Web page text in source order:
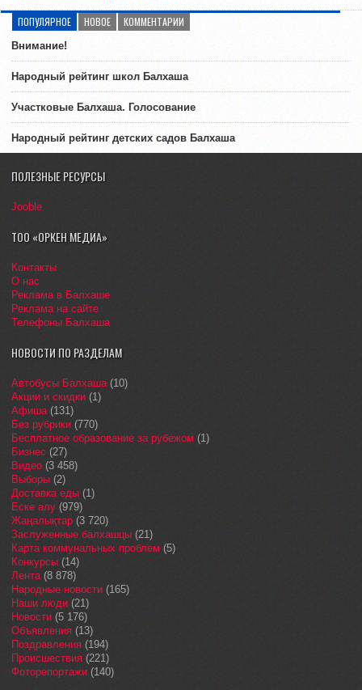
ПОПУЛЯРНОЕ НОВОЕ КОММЕНТАРИИ
Внимание!
Народный рейтинг школ Балхаша
Участковые Балхаша. Голосование
Народный рейтинг детских садов Балхаша
ПОЛЕЗНЫЕ РЕСУРСЫ
Jooble
ТОО «ОРКЕН МЕДИА»
Контакты
О нас
Реклама в Балхаше
Реклама на сайте
Телефоны Балхаша
НОВОСТИ ПО РАЗДЕЛАМ
Автобусы Балхаша(10)
Акции и скидки (1)
Афиша(131)
Без рубрики (770)
Бесплатное образование за рубежом (1)
Бизнес (27)
Видео (3 458)
Выборы (2)
Доставка еды (1)
Еске алу (979)
Жаңалықтар (3 720)
Заслуженные балхашцы (21)
Карта коммунальных проблем (5)
Конкурсы (14)
Лента(8 878)
Народные новости (165)
Наши люди (21)
Новости (5 176)
Объявления (13)
Поздравления (194)
Происшествия (221)
Фоторепортажи (140)